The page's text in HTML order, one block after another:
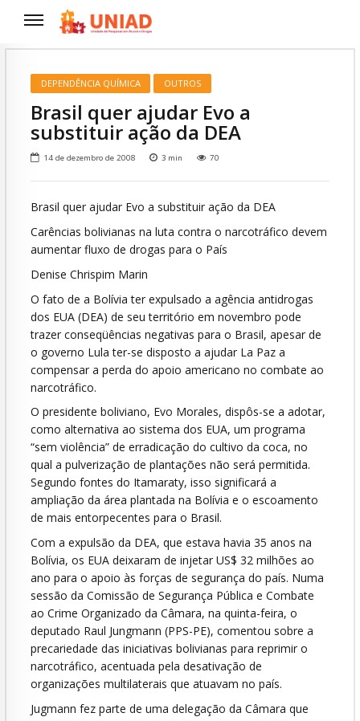
DEPENDÊNCIA QUÍMICA OUTROS
Brasil quer ajudar Evo a
substituir ação da DEA
14 de dezembro de 2008 3 min 70
Brasil quer ajudar Evo a substituir ação da DEA
Carências bolivianas na luta contra o narcotráfico devem
aumentar fluxo de drogas para o País
Denise Chrispim Marin
O fato de a Bolívia ter expulsado a agência antidrogas
dos EUA (DEA) de seu território em novembro pode
trazer conseqüências negativas para o Brasil, apesar de
o governo Lula ter-se disposto a ajudar La Paz a
compensar a perda do apoio americano no combate ao
narcotráfico.
O presidente boliviano, Evo Morales, dispôs-se a adotar,
como alternativa ao sistema dos EUA, um programa
“sem violência” de erradicação do cultivo da coca, no
qual a pulverização de plantações não será permitida.
Segundo fontes do Itamaraty, isso significará a
ampliação da área plantada na Bolívia e o escoamento
de mais entorpecentes para o Brasil.
Com a expulsão da DEA, que estava havia 35 anos na
Bolívia, os EUA deixaram de injetar US$ 32 milhões ao
ano para o apoio às forças de segurança do país. Numa
sessão da Comissão de Segurança Pública e Combate
ao Crime Organizado da Câmara, na quinta-feira, o
deputado Raul Jungmann (PPS-PE), comentou sobre a
precariedade das iniciativas bolivianas para reprimir o
narcotráfico, acentuada pela desativação de
organizações multilaterais que atuavam no país.
Jugmann fez parte de uma delegação da Câmara que